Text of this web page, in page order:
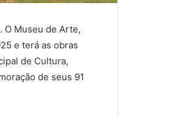
O Museu de Arte,
e terá as obras
de Cultura,
de seus 91